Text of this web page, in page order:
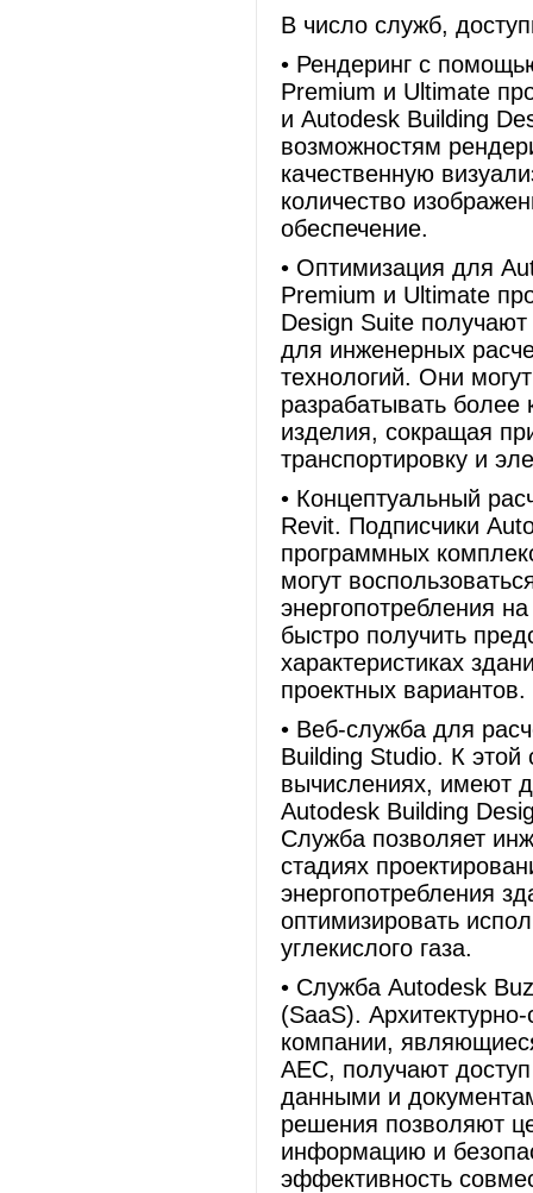
В число служб,
• Рендеринг с
Premium и Ultimate
и Autodesk Building
возможностям
качественную
количество
обеспечение.
• Оптимизация для
Premium и Ultimate
Design Suite
для инженерных
технологий. Они
разрабатывать более
изделия, сокращая
транспортировку и
• Концептуальный
Revit. Подписчики
программных
могут
энергопотребления
быстро получить
характеристиках
проектных вариантов.
• Веб-служба для
Building Studio. К
вычислениях, имеют
Autodesk Building
Служба позволяет
стадиях
энергопотребления
оптимизировать
углекислого газа.
• Служба Autodesk
(SaaS).
компании,
AEC, получают
данными и
решения позволяют
информацию и
эффективность